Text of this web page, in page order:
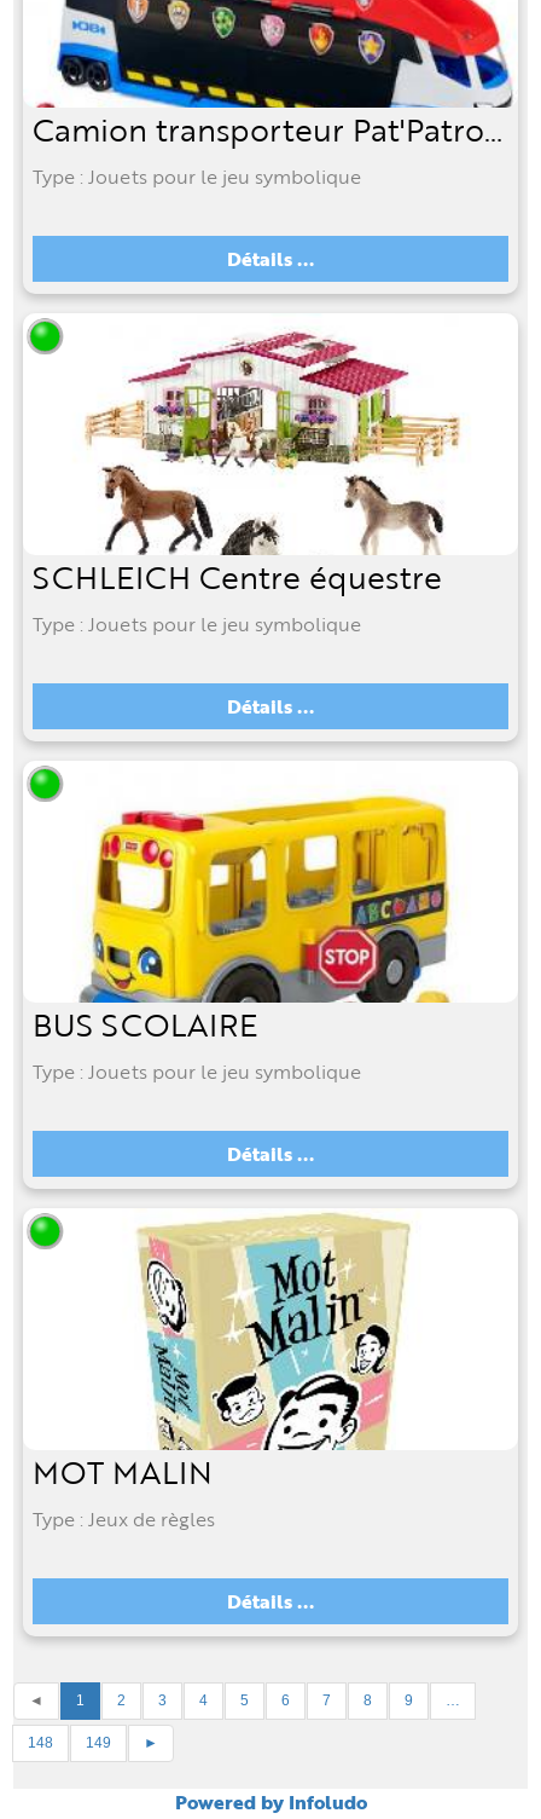
Camion transporteur Pat'Patrouille
Type : Jouets pour le jeu symbolique
Détails ...
SCHLEICH Centre équestre
Type : Jouets pour le jeu symbolique
Détails ...
BUS SCOLAIRE
Type : Jouets pour le jeu symbolique
Détails ...
MOT MALIN
Type : Jeux de règles
Détails ...
◄ 1 2 3 4 5 6 7 8 9 …
148 149 ►
Powered by Infoludo